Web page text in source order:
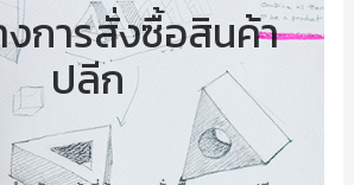
การสั่งซื้อสินค้า
ปลีก